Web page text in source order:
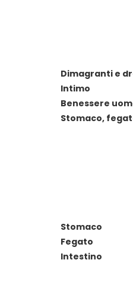
Dimagranti e
Intimo
Benessere
Stomaco,
Stomaco
Fegato
Intestino